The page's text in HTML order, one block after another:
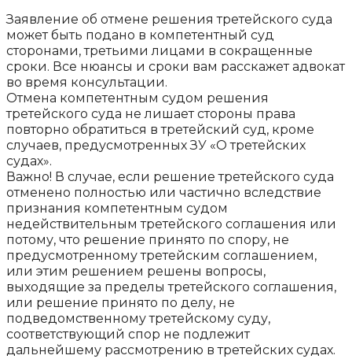
Заявление об отмене решения третейского суда
может быть подано в компетентный суд
сторонами, третьими лицами в сокращенные
сроки. Все нюансы и сроки вам расскажет адвокат
во время консультации.
Отмена компетентным судом решения
третейского суда не лишает стороны права
повторно обратиться в третейский суд, кроме
случаев, предусмотренных ЗУ «О третейских
судах».
Важно! В случае, если решение третейского суда
отменено полностью или частично вследствие
признания компетентным судом
недействительным третейского соглашения или
потому, что решение принято по спору, не
предусмотренному третейским соглашением,
или этим решением решены вопросы,
выходящие за пределы третейского соглашения,
или решение принято по делу, не
подведомственному третейскому суду,
соответствующий спор не подлежит
дальнейшему рассмотрению в третейских судах.